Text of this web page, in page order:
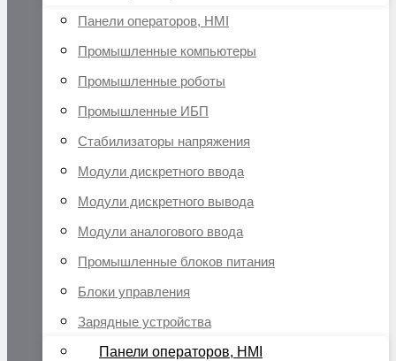
Панели операторов, HMI
Промышленные компьютеры
Промышленные роботы
Промышленные ИБП
Стабилизаторы напряжения
Модули дискретного ввода
Модули дискретного вывода
Модули аналогового ввода
Промышленные блоков питания
Блоки управления
Зарядные устройства
Панели операторов, HMI